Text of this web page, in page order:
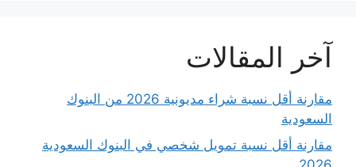
آخر المقالات
مقارنة أقل نسبة شراء مديونية 2026 من البنوك
السعودية
مقارنة أقل نسبة تمويل شخصي في البنوك السعودية